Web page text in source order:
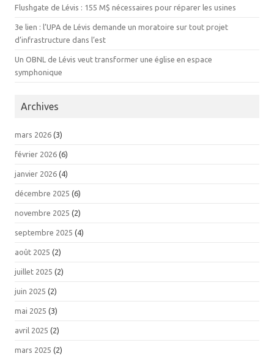
Flushgate de Lévis : 155 M$ nécessaires pour réparer les usines
3e lien : l’UPA de Lévis demande un moratoire sur tout projet
d’infrastructure dans l’est
Un OBNL de Lévis veut transformer une église en espace
symphonique
Archives
mars 2026 (3)
février 2026 (6)
janvier 2026 (4)
décembre 2025 (6)
novembre 2025 (2)
septembre 2025 (4)
août 2025 (2)
juillet 2025 (2)
juin 2025 (2)
mai 2025 (3)
avril 2025 (2)
mars 2025 (2)